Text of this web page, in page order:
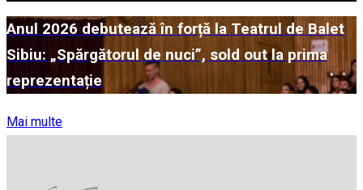
Anul 2026 debutează în forță la Teatrul de Balet
Sibiu: „Spărgătorul de nuci”, sold out la prima
reprezentație
Mai multe